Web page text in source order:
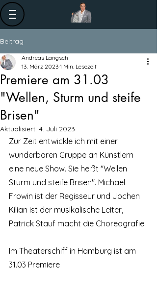
Beitrag
Premiere am 31.03
"Wellen, Sturm und steife
Brisen"
Andreas Langsch
13. März 2023 1 Min. Lesezeit
Aktualisiert: 4. Juli 2023
Zur Zeit entwickle ich mit einer
wunderbaren Gruppe an Künstlern
eine neue Show. Sie heißt "Wellen
Sturm und steife Brisen". Michael
Frowin ist der Regisseur und Jochen
Kilian ist der musikalische Leiter,
Patrick Stauf macht die Choreografie.
Im Theaterschiff in Hamburg ist am
31.03 Premiere